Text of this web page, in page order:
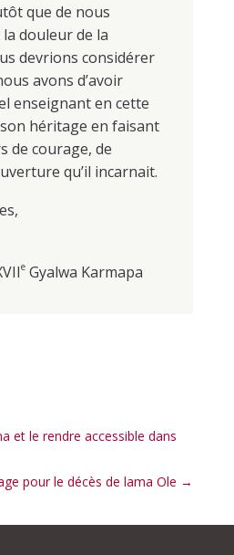
que de nous
douleur de la
devrions considérer
avons d’avoir
enseignant en cette
héritage en faisant
de courage, de
qu’il incarnait.
eGyalwa Karmapa
et le rendre accessible dans
pour le décès de lama Ole →